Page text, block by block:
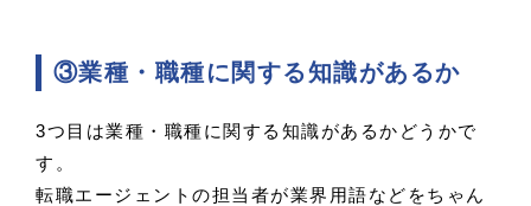
③業種・職種に関する知識があるか
3つ目は業種・職種に関する知識があるかどうかで
す。
転職エージェントの担当者が業界用語などをちゃん